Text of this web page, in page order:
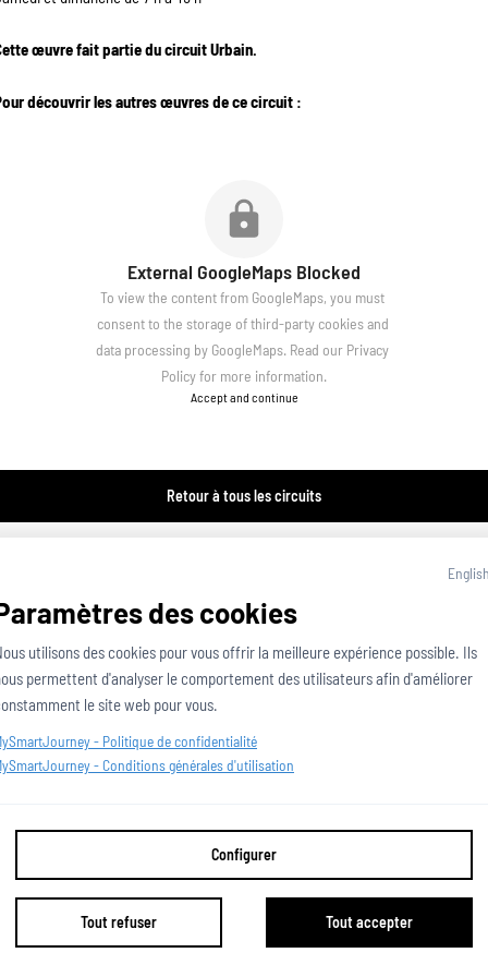
œuvre fait partie du circuit Urbain.
découvrir les autres œuvres de ce circuit :
External GoogleMaps Blocked
To view the content from GoogleMaps, you must
consent to the storage of third-party cookies and
data processing by GoogleMaps. Read our Privacy
Policy for more information.
Accept and continue
Retour à tous les circuits
2026 - Propulsé par
v3.120.0
English
Signaler ce contenu
des cookies
utilisons des cookies pour vous offrir la meilleure expérience possible. Ils
permettent d'analyser le comportement des utilisateurs afin d'améliorer
le site web pour vous.
- Politique de confidentialité
-Conditions générales d'utilisation
Configurer
Tout refuser Tout accepter